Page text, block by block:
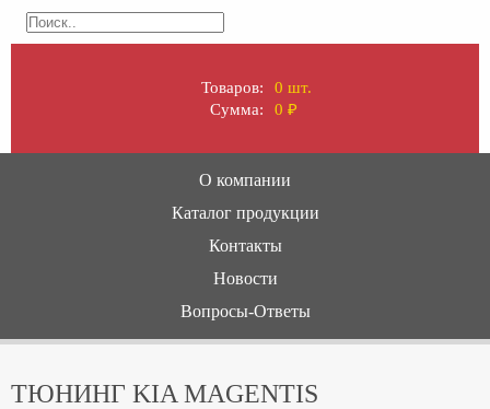
Товаров:
0 шт.
Сумма:
0 ₽
О компании
Каталог продукции
Контакты
Новости
Вопросы-Ответы
ТЮНИНГ KIA MAGENTIS